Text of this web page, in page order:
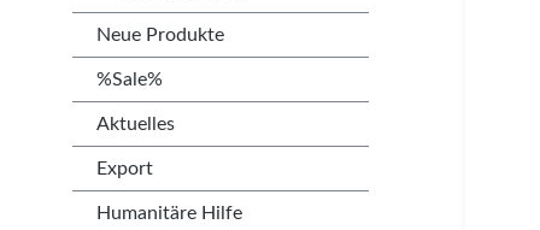
Neue Produkte
%Sale%
Aktuelles
Export
Humanitäre Hilfe